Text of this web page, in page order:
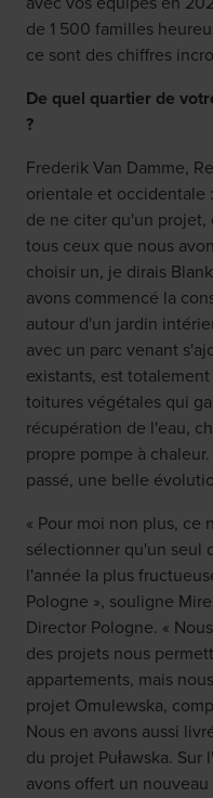
de 1 500 familles
ce sont des chiffres
De quel quartier de
?
Frederik Van Damme,
orientale et occidentale
de ne citer qu'un
tous ceux que nous
choisir un, je dirais
avons commencé la
autour d'un jardin
avec un parc venant
existants, est
toitures végétales qui
récupération de l'eau,
propre pompe à
passé, une belle
« Pour moi non plus, ce
sélectionner qu'un seul
l'année la plus
Pologne », souligne
Director Pologne. «
des projets nous
appartements, mais
projet Omulewska,
Nous en avons aussi
du projet Puławska.
avons offert un